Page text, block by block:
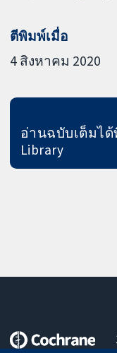
ตีพิมพ์เมื่อ
4 สิงหาคม 2020
อ่านฉบับเต็มได้
Library